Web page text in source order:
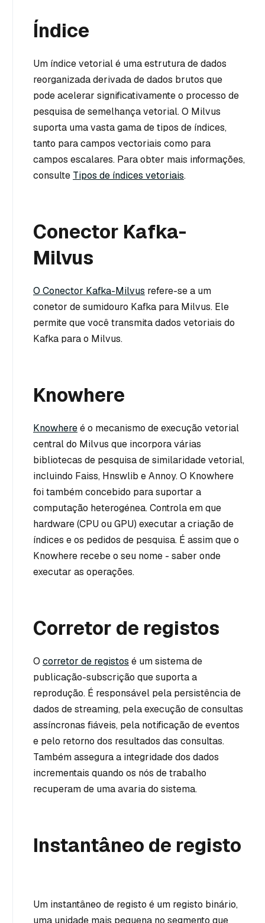
Índice
Um índice vetorial é uma estrutura de dados
reorganizada derivada de dados brutos que
pode acelerar significativamente o processo de
pesquisa de semelhança vetorial. O Milvus
suporta uma vasta gama de tipos de índices,
tanto para campos vectoriais como para
campos escalares. Para obter mais informações,
consulte Tipos de índices vetoriais.
Conector Kafka-
Milvus
O Conector Kafka-Milvus refere-se a um
conetor de sumidouro Kafka para Milvus. Ele
permite que você transmita dados vetoriais do
Kafka para o Milvus.
Knowhere
Knowhereé o mecanismo de execução vetorial
central do Milvus que incorpora várias
bibliotecas de pesquisa de similaridade vetorial,
incluindo Faiss, Hnswlib e Annoy. O Knowhere
foi também concebido para suportar a
computação heterogénea. Controla em que
hardware (CPU ou GPU) executar a criação de
índices e os pedidos de pesquisa. É assim que o
Knowhere recebe o seu nome - saber onde
executar as operações.
Corretor de registos
O corretor de registos é um sistema de
publicação-subscrição que suporta a
reprodução. É responsável pela persistência de
dados de streaming, pela execução de consultas
assíncronas fiáveis, pela notificação de eventos
e pelo retorno dos resultados das consultas.
Também assegura a integridade dos dados
incrementais quando os nós de trabalho
recuperam de uma avaria do sistema.
Instantâneo de registo
Um instantâneo de registo é um registo binário,
uma unidade mais pequena no segmento que